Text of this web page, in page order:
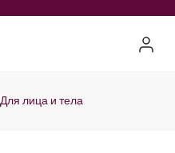
Для лица и тела